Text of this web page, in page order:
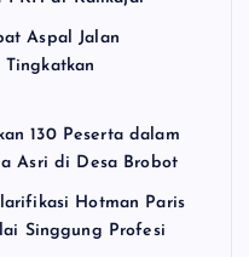
Aspal Jalan
130 Peserta dalam
Asri di Desa Brobot
Hotman Paris
Singgung Profesi